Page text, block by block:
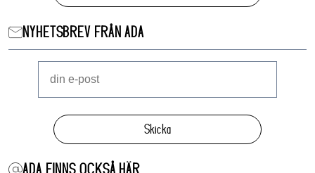
NYHETSBREV FRÅN ADA
Skicka
ADA FINNS OCKSÅ HÄR